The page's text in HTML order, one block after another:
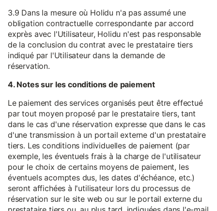
3.9 Dans la mesure où Holidu n'a pas assumé une
obligation contractuelle correspondante par accord
exprès avec l'Utilisateur, Holidu n'est pas responsable
de la conclusion du contrat avec le prestataire tiers
indiqué par l'Utilisateur dans la demande de
réservation.
4. Notes sur les conditions de paiement
Le paiement des services organisés peut être effectué
par tout moyen proposé par le prestataire tiers, tant
dans le cas d'une réservation expresse que dans le cas
d'une transmission à un portail externe d'un prestataire
tiers. Les conditions individuelles de paiement (par
exemple, les éventuels frais à la charge de l'utilisateur
pour le choix de certains moyens de paiement, les
éventuels acomptes dus, les dates d'échéance, etc.)
seront affichées à l'utilisateur lors du processus de
réservation sur le site web ou sur le portail externe du